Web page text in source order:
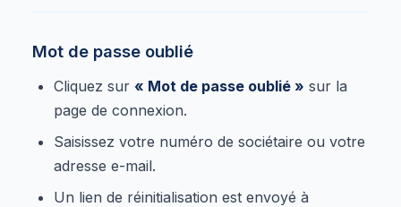
Mot de passe oublié
Cliquez sur « Mot de passe oublié » sur la
page de connexion.
Saisissez votre numéro de sociétaire ou votre
adresse e-mail.
Un lien de réinitialisation est envoyé à